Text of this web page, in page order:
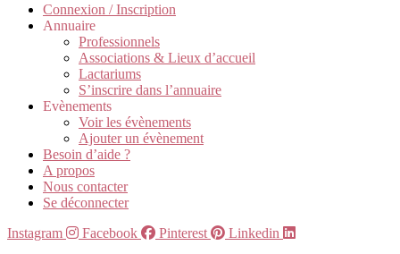
Connexion / Inscription
Annuaire
Professionnels
Associations & Lieux d’accueil
Lactariums
S’inscrire dans l’annuaire
Evènements
Voir les évènements
Ajouter un évènement
Besoin d’aide ?
A propos
Nous contacter
Se déconnecter
Instagram
Facebook Pinterest
Linkedin